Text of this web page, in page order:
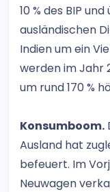
10 % des BIP
ausländischen
Indien um ein
werden im Jahr
um rund 170 %
Konsumboom.
Ausland hat
befeuert. Im
Neuwagen